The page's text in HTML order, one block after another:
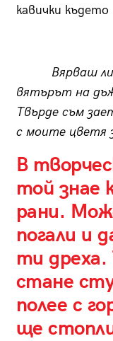
кавички
Вярваш ли
вятърът на
Твърде съм
с моите цветя
В
той знае
рани.
погали и
ти дреха.
стане
полее с
ще